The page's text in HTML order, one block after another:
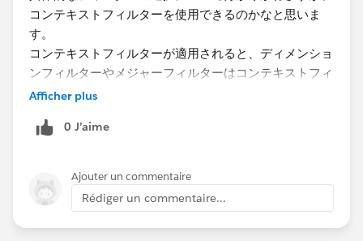
コンテキストフィルターを使用できるのかなと思いま
す。
コンテキストフィルターが適用されると、ディメンショ
ンフィルターやメジャーフィルターはコンテキストフィ
ルターを通過したデータのみを処理するようになるため
ですので、"特定の値のみ"の部分をコンテキストフィル
https://programmingnote.jp/archives/716
こちらでコンテキストフィルターについて詳しく説明し
てくださっています。​
Afficher plus
0 J’aime
Ajouter un commentaire
Rédiger un commentaire...